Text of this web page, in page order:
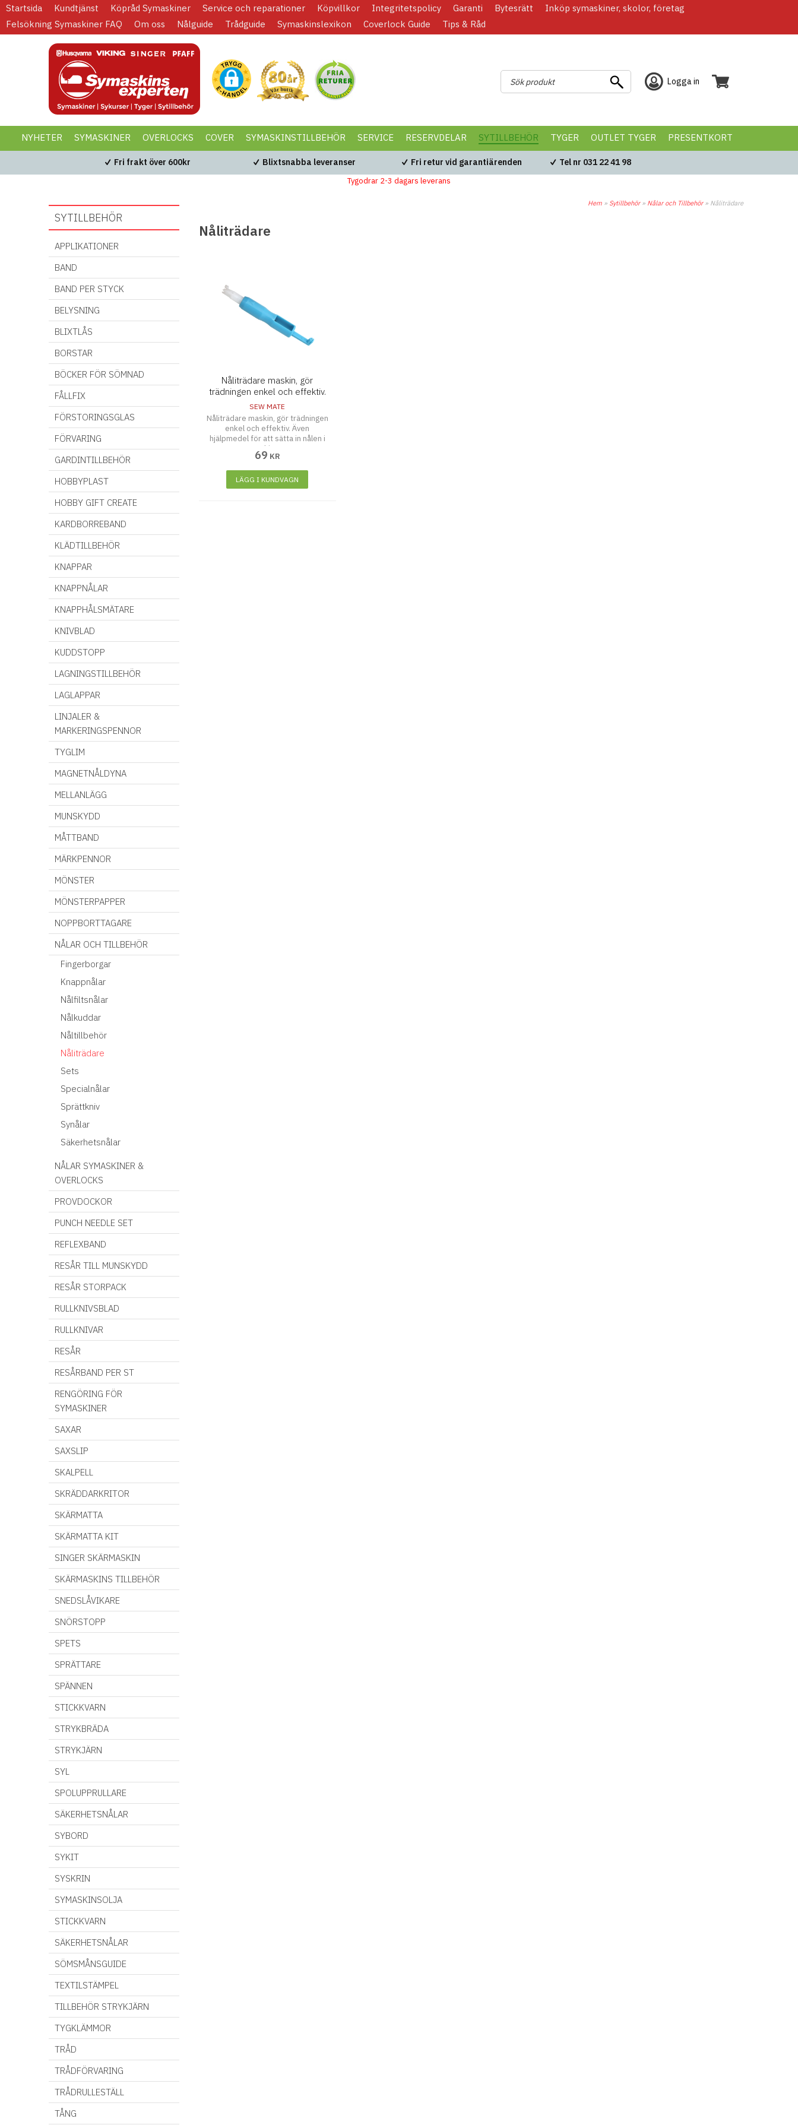
Startsida Kundtjänst Köpråd Symaskiner Service och reparationer Köpvillkor Integritetspolicy Garanti Bytesrätt
Inköp symaskiner, skolor, företag
Felsökning Symaskiner FAQ
Om oss Nålguide Trådguide Symaskinslexikon Coverlock Guide Tips & Råd
Logga in
NYHETER SYMASKINER OVERLOCKS COVER SYMASKINSTILLBEHÖR SERVICE RESERVDELAR SYTILLBEHÖR TYGER OUTLET TYGER PRESENTKORT
BLACK WEEKFri frakt över 600kr Blixtsnabba leveranser Fri retur vid garantiärenden Tel nr 031 22 41 98
Tygodrar 2-3 dagars leverans
SYTILLBEHÖR
APPLIKATIONER
BAND
BAND PER STYCK
BELYSNING
BLIXTLÅS
BORSTAR
BÖCKER FÖR SÖMNAD
FÅLLFIX
FÖRSTORINGSGLAS
FÖRVARING
GARDINTILLBEHÖR
HOBBYPLAST
HOBBY GIFT CREATE
KARDBORREBAND
KLÄDTILLBEHÖR
KNAPPAR
KNAPPNÅLAR
KNAPPHÅLSMÄTARE
KNIVBLAD
KUDDSTOPP
LAGNINGSTILLBEHÖR
LAGLAPPAR
LINJALER &
MARKERINGSPENNOR
TYGLIM
MAGNETNÅLDYNA
MELLANLÄGG
MUNSKYDD
MÅTTBAND
MÄRKPENNOR
MÖNSTER
MÖNSTERPAPPER
NOPPBORTTAGARE
NÅLAR OCH TILLBEHÖR
Fingerborgar
Knappnålar
Nålfiltsnålar
Nålkuddar
Nåltillbehör
Nåliträdare
Sets
Specialnålar
Sprättkniv
Synålar
Säkerhetsnålar
NÅLAR SYMASKINER &
OVERLOCKS
PROVDOCKOR
PUNCH NEEDLE SET
REFLEXBAND
RESÅR TILL MUNSKYDD
RESÅR STORPACK
RULLKNIVSBLAD
RULLKNIVAR
RESÅR
RESÅRBAND PER ST
RENGÖRING FÖR
SYMASKINER
SAXAR
SAXSLIP
SKALPELL
SKRÄDDARKRITOR
SKÄRMATTA
SKÄRMATTA KIT
SINGER SKÄRMASKIN
SKÄRMASKINS TILLBEHÖR
SNEDSLÅVIKARE
SNÖRSTOPP
SPETS
SPRÄTTARE
SPÄNNEN
STICKKVARN
STRYKBRÄDA
STRYKJÄRN
SYL
SPOLUPPRULLARE
SÄKERHETSNÅLAR
SYBORD
SYKIT
SYSKRIN
SYMASKINSOLJA
STICKKVARN
SÄKERHETSNÅLAR
SÖMSMÅNSGUIDE
TEXTILSTÄMPEL
TILLBEHÖR STRYKJÄRN
TYGKLÄMMOR
TRÅD
TRÅDFÖRVARING
TRÅDRULLESTÄLL
TÅNG
Hem » Sytillbehör» Nålar och Tillbehör» Nåliträdare
Nåliträdare
Nåliträdare maskin, gör
trädningen enkel och effektiv.
SEW MATE
Nåliträdare maskin, gör trädningen
enkel och effektiv. Även
hjälpmedel för att sätta in nålen i
maskinen.
69 KR
LÄGG I KUNDVAGN